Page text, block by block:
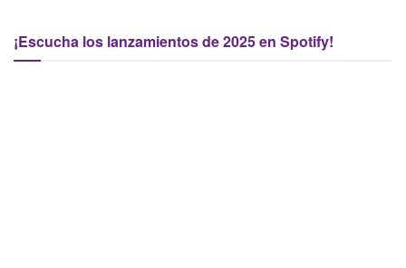
¡Escucha los lanzamientos de 2025 en Spotify!